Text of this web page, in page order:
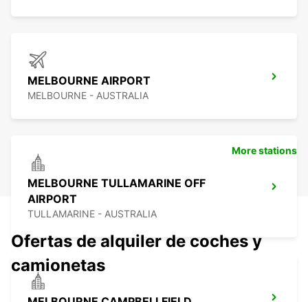
MELBOURNE AIRPORT
MELBOURNE - AUSTRALIA
MELBOURNE TULLAMARINE OFF
AIRPORT
TULLAMARINE - AUSTRALIA
More stations
Ofertas de alquiler de coches y
camionetas